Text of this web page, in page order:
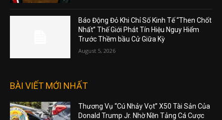
Báo Động Đỏ Khi Chỉ Số Kinh Tế “Then Chốt
Nhất” Thế Giới Phát Tín Hiệu Nguy Hiểm
Trước Thềm bầu Cử Giữa Kỳ
August 5, 2026
BÀI VIẾT MỚI NHẤT
Thương Vụ “Cú Nhảy Vọt” X50 Tài Sản Của
Donald Trump Jr. Nhờ Nền Tảng Cá Cược